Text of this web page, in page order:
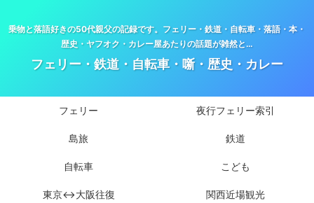
乗物と落語好きの50代親父の記録です。フェリー・鉄道・自転車・落語・本・
歴史・ヤフオク・カレー屋あたりの話題が雑然と…
フェリー・鉄道・自転車・噺・歴史・カレー
フェリー 夜行フェリー索引
島旅 鉄道
自転車 こども
東京↔大阪往復 関西近場観光